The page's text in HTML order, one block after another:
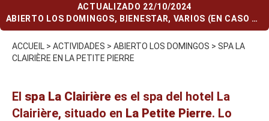
ACTUALIZADO 22/10/2024
ABIERTO LOS DOMINGOS, BIENESTAR, VARIOS (EN CASO DE
LLUVIA)
ACCUEIL > ACTIVIDADES > ABIERTO LOS DOMINGOS > SPA LA
CLAIRIÈRE EN LA PETITE PIERRE
El spa La Clairière es el spa del hotel La
Clairière, situado en La Petite Pierre. Lo